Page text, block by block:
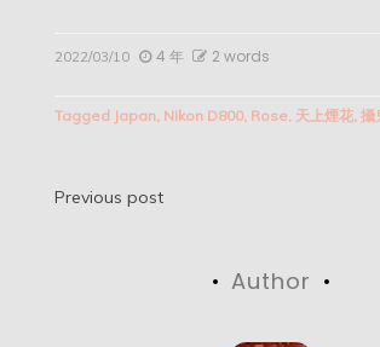
2022/03/10 4 年 2 words
Tagged Japan, Nikon D800, Rose, 天上煙花, 攝
文
Previous post
Author